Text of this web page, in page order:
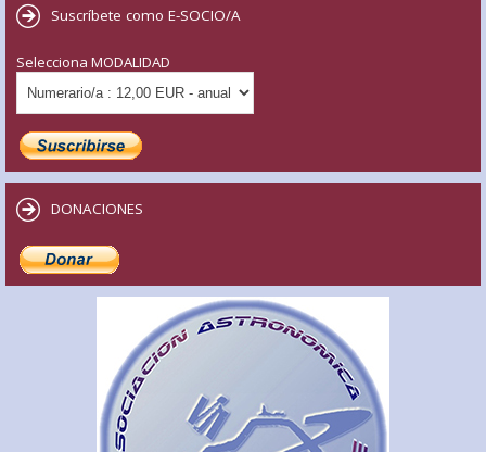
Suscríbete como E-SOCIO/A
Selecciona MODALIDAD
DONACIONES